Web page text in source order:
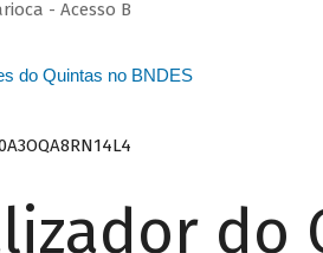
- Acesso B
do Quintas no BNDES
do